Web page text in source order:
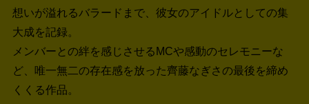
想いが溢れるバラードまで、彼女のアイドルとしての集
大成を記録。
メンバーとの絆を感じさせるMCや感動のセレモニーな
ど、唯一無二の存在感を放った齊藤なぎさの最後を締め
くくる作品。